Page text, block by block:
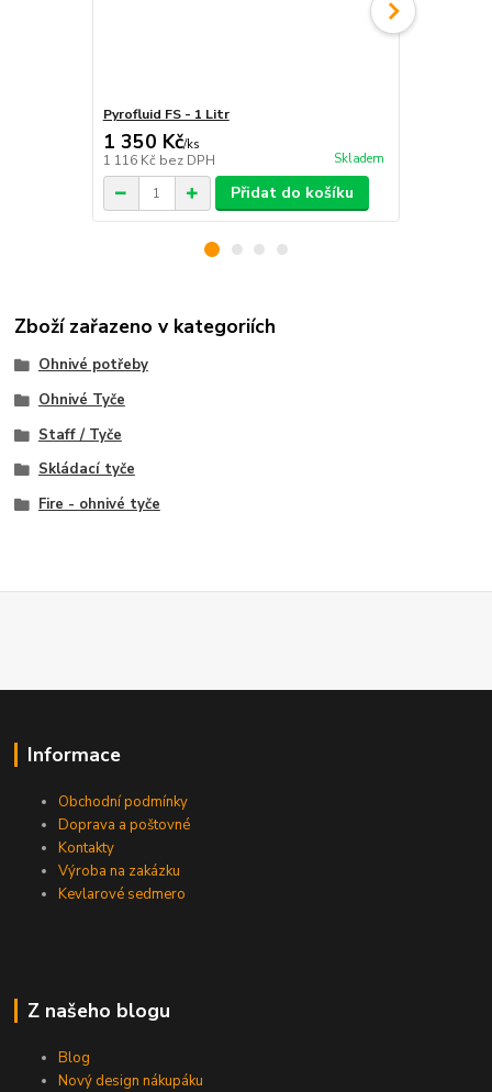
Pyrofluid FS - 1 Litr
1 350 Kč/ks
1 116 Kč bez DPH Skladem
Přidat do košíku
Zboží zařazeno v kategoriích
Ohnivé potřeby
Ohnivé Tyče
Staff / Tyče
Skládací tyče
Fire - ohnivé tyče
Informace
Obchodní podmínky
Doprava a poštovné
Kontakty
Výroba na zakázku
Kevlarové sedmero
Z našeho blogu
Blog
Nový design nákupáku